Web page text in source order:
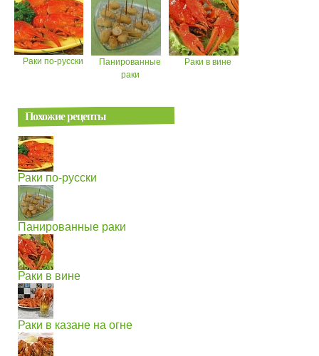
Раки по-русски
Панированные
раки
Раки в вине
Похожие рецепты
Раки по-русски
Панированные раки
Раки в вине
Раки в казане на огне